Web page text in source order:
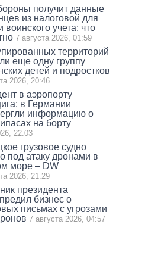
получит данные
из налоговой для
воинского учета: что
7 августа 2026, 01:59
территорий
еще одну группу
детей и подростков
2026, 20:46
в аэропорту
в Германии
информацию о
на борту
22:03
грузовое судно
под атаку дронами в
море – DW
2026, 21:29
президента
бизнес о
письмах с угрозами
7 августа 2026, 04:57